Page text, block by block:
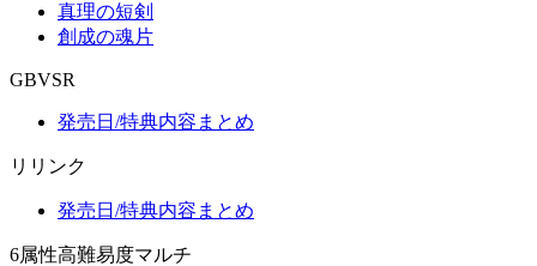
真理の短剣
創成の魂片
GBVSR
発売日/特典内容まとめ
リリンク
発売日/特典内容まとめ
6属性高難易度マルチ